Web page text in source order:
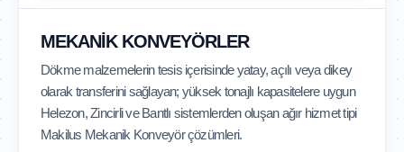
MEKANIK KONVEYÖRLER
Dökme malzemelerin tesis içerisinde yatay, açılı veya dikey
olarak transferini sağlayan; yüksek tonajlı kapasitelere uygun
Helezon, Zincirli ve Bantlı sistemlerden oluşan ağır hizmet tipi
Makilus Mekanik Konveyör çözümleri.